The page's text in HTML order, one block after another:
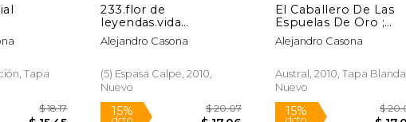
Tapa
233.flor de
leyendas.vida
fco.pizarro.(austral)
Alejandro Casona
(5) Espasa Calpe, 2010,
Nuevo
El Caballero De Las
Espuelas De Oro ;
Retablo Jovial
Alejandro Casona
Austral, 2010, Tapa Blanda,
Nuevo